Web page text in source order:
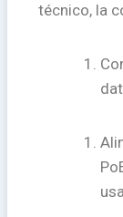
técnico, la